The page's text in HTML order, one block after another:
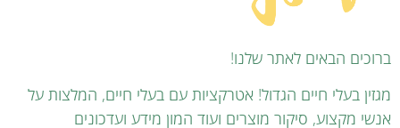
ברוכים הבאים לאתר שלנו!
מגזין בעלי חיים הגדול! אטרקציות עם בעלי חיים, המלצות על
אנשי מקצוע, סיקור מוצרים ועוד המון מידע ועדכונים